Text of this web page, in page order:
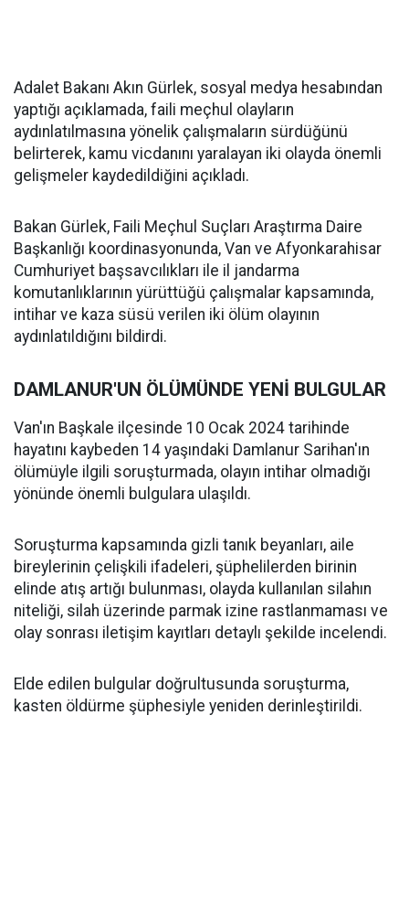
Adalet Bakanı Akın Gürlek, sosyal medya hesabından
yaptığı açıklamada, faili meçhul olayların
aydınlatılmasına yönelik çalışmaların sürdüğünü
belirterek, kamu vicdanını yaralayan iki olayda önemli
gelişmeler kaydedildiğini açıkladı.
Bakan Gürlek, Faili Meçhul Suçları Araştırma Daire
Başkanlığı koordinasyonunda, Van ve Afyonkarahisar
Cumhuriyet başsavcılıkları ile il jandarma
komutanlıklarının yürüttüğü çalışmalar kapsamında,
intihar ve kaza süsü verilen iki ölüm olayının
aydınlatıldığını bildirdi.
DAMLANUR'UN ÖLÜMÜNDE YENİ BULGULAR
Van'ın Başkale ilçesinde 10 Ocak 2024 tarihinde
hayatını kaybeden 14 yaşındaki Damlanur Sarihan'ın
ölümüyle ilgili soruşturmada, olayın intihar olmadığı
yönünde önemli bulgulara ulaşıldı.
Soruşturma kapsamında gizli tanık beyanları, aile
bireylerinin çelişkili ifadeleri, şüphelilerden birinin
elinde atış artığı bulunması, olayda kullanılan silahın
niteliği, silah üzerinde parmak izine rastlanmaması ve
olay sonrası iletişim kayıtları detaylı şekilde incelendi.
Elde edilen bulgular doğrultusunda soruşturma,
kasten öldürme şüphesiyle yeniden derinleştirildi.